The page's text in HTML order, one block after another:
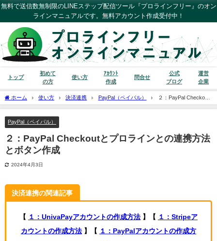
無料で送信数無制限のLINEステップ配信ツール『プロラインフリー』のオン
ラインマニュアルです。無料アカウント作成受付中！
トップ
初めて
の方
使い方
ｱｶｳﾝﾄ
作成
問合せ
公式
ブログ
運営
企業
ホーム 使い方 決済連携 PayPal（ペイパル）
２：PayPal Checkout
とプロラインとの連携方法とボタン作成
PayPal（ペイパル）
２：PayPal Checkoutとプロラインとの連携方法
とボタン作成
2024年4月3日
決済連携の関連記事
【 １：UnivaPayアカウントの作成方法】【 １：Stripeア
カウントの作成方法】【 １：PayPalアカウントの作成方